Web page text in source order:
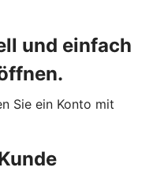
und einfach
Sie ein Konto mit